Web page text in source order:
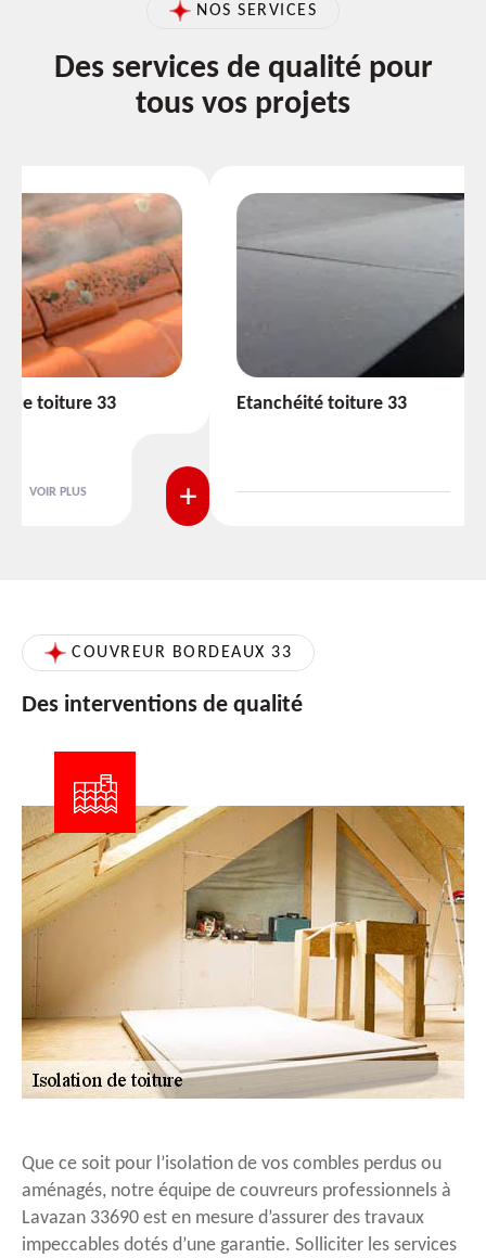
NOS SERVICES
Des services de qualité pour
tous vos projets
Etanchéité toiture 33
VOIR PLUS
COUVREUR BORDEAUX 33
Des interventions de qualité
Que ce soit pour l’isolation de vos combles perdus ou
aménagés, notre équipe de couvreurs professionnels à
Lavazan 33690 est en mesure d’assurer des travaux
impeccables dotés d’une garantie. Solliciter les services